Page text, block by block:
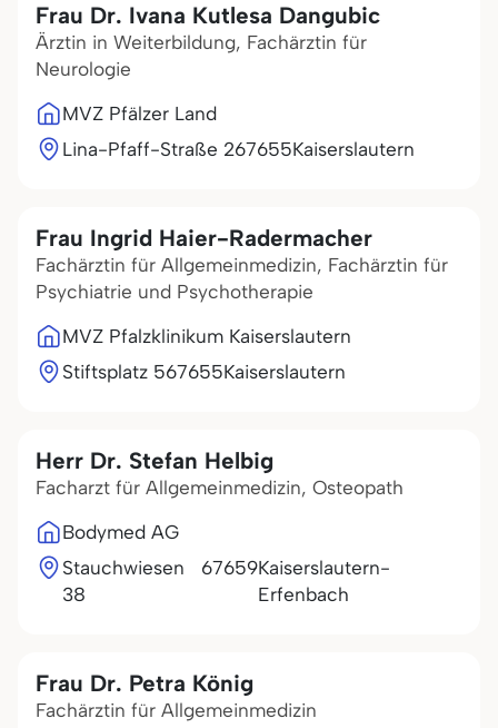
Frau Dr. Ivana Kutlesa Dangubic
Ärztin in Weiterbildung, Fachärztin für
Neurologie
MVZ Pfälzer Land
Lina-Pfaff-Straße 267655Kaiserslautern
Frau Ingrid Haier-Radermacher
Fachärztin für Allgemeinmedizin, Fachärztin für
Psychiatrie und Psychotherapie
MVZ Pfalzklinikum Kaiserslautern
Stiftsplatz 567655Kaiserslautern
Herr Dr. Stefan Helbig
Facharzt für Allgemeinmedizin, Osteopath
Bodymed AG
Stauchwiesen
38
67659Kaiserslautern-
Erfenbach
Frau Dr. Petra König
Fachärztin für Allgemeinmedizin